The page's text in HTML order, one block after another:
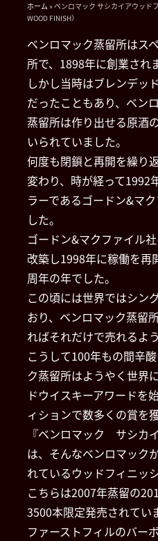
ホーム »ベンロマック サシカイアウッド
WOOD FINISH）
ベンロマック蒸留所はス
所で、1898年に創業され
しかし当時はブレンデッ
だったこともあり、ベン
蒸留所は作り出せる原酒
いられていました。
何度も閉鎖と再開を繰り
変わり、時が経って1992
ラーであるゴードン&マ
した。
ゴードン&マクファイル
改築し1998年に稼働を再
周年の年でした。
この頃には世界ではシン
おり、ベンロマック蒸留
ればそれだけで売れるよ
こうして100年もの間辛
ク蒸留所はようやく世界
ドウイスキーアワードを
ィションで数多くの賞を
『ベンロマック サシカ
は、そんなベンロマック
れているウッドフィニッ
こちらは2007年蒸留の
3500本限定発売されてい
ファーストフィルのバー